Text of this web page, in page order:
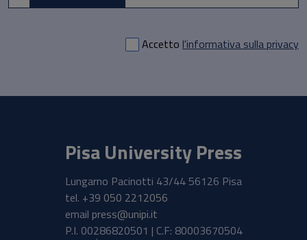
Accetto l'informativa sulla privacy
Pisa University Press
Lungarno Pacinotti 43/44 56126 Pisa
tel. +39 050 2212056
email press@unipi.it
P.I. 00286820501 | C.F: 80003670504